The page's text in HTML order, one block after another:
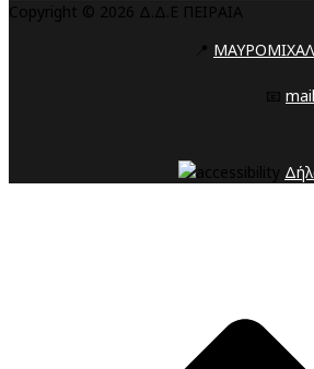
Copyright © 2026 Δ.Δ.Ε ΠΕΙΡΑΙΑ
📍
📧